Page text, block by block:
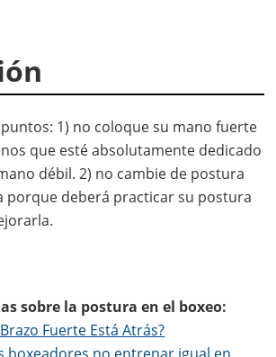
1) no coloque su mano fuerte
que esté absolutamente dedicado
débil. 2) no cambie de postura
porque deberá practicar su postura
sobre la postura en el boxeo:
Fuerte Está Atrás?